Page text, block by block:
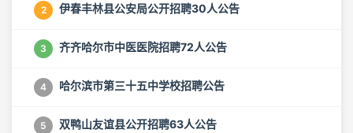
2 伊春丰林县公安局公开招聘30人公告
3 齐齐哈尔市中医医院招聘72人公告
4 哈尔滨市第三十五中学校招聘公告
5 双鸭山友谊县公开招聘63人公告